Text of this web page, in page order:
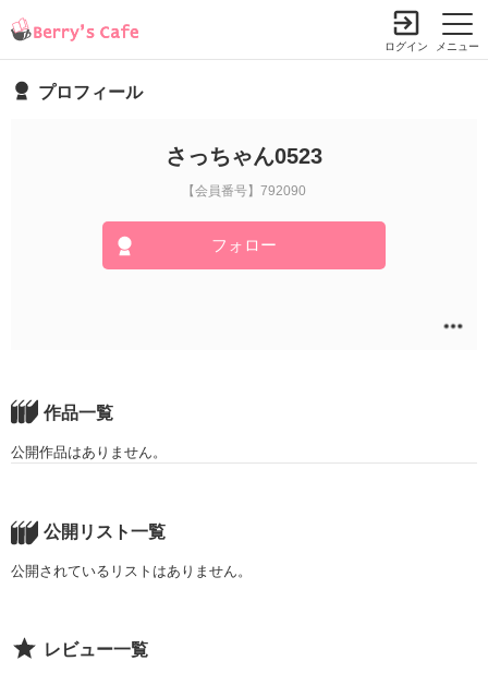
メニュー
ログイン
プロフィール
さっちゃん0523
【会員番号】792090
フォロー
作品一覧
公開作品はありません。
公開リスト一覧
公開されているリストはありません。
レビュー一覧